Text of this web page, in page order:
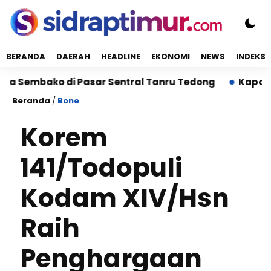
BERANDA DAERAH HEADLINE EKONOMI NEWS INDEKS
di Pasar Sentral Tanru Tedong Kapolres
Beranda / Bone
Korem
141/Todopuli
Kodam XIV/Hsn
Raih
Penghargaan